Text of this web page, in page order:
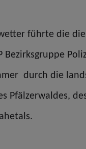
führte die
durch die
Pfälzerwaldes,